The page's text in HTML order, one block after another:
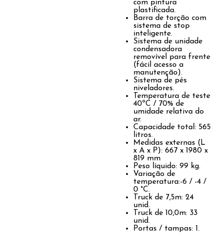
com pintura
plastificada.
Barra de torção com
sistema de stop
inteligente.
Sistema de unidade
condensadora
removível para frente
(fácil acesso a
manutenção).
Sistema de pés
niveladores.
Temperatura de teste
40ºC / 70% de
umidade relativa do
ar.
Capacidade total: 565
litros.
Medidas externas (L
x A x P): 667 x 1980 x
819 mm
Peso líquido: 99 kg.
Variação de
temperatura:-6 / -4 /
0 °C.
Truck de 7,5m: 24
unid.
Truck de 10,0m: 33
unid.
Portas / tampas: 1.